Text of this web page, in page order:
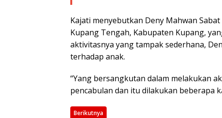
Kajati menyebutkan Deny Mahwan
Kupang Tengah, Kabupaten Kupang,
aktivitasnya yang tampak sederhana,
terhadap anak.
“Yang bersangkutan dalam melakukan
pencabulan dan itu dilakukan beberapa
Berikutnya